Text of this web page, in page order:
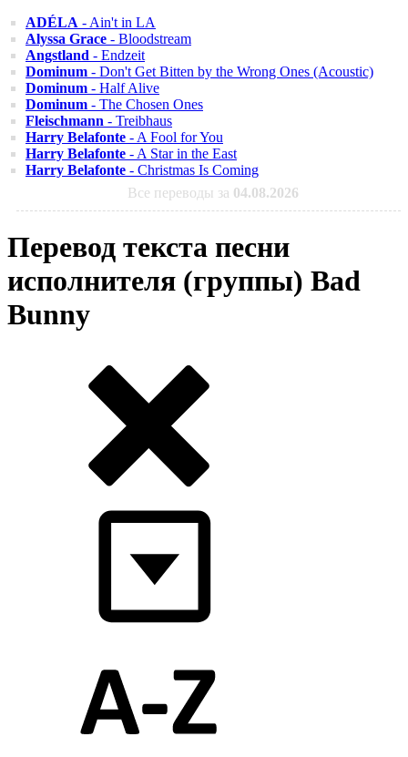
ADÉLA - Ain't in LA
Alyssa Grace - Bloodstream
Angstland - Endzeit
Dominum - Don't Get Bitten by the Wrong Ones (Acoustic)
Dominum - Half Alive
Dominum - The Chosen Ones
Fleischmann - Treibhaus
Harry Belafonte - A Fool for You
Harry Belafonte - A Star in the East
Harry Belafonte - Christmas Is Coming
Все переводы за 04.08.2026
Перевод текста песни
исполнителя (группы) Bad
Bunny